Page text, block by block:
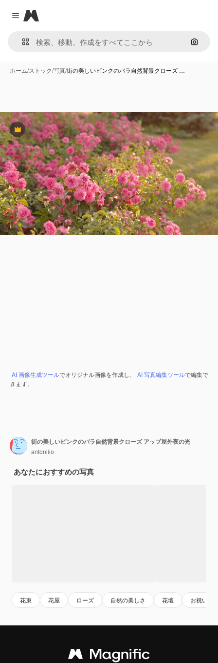
Close menu
Magnific
画像で
ホーム/ストック/写真/街の美しいピンクのバラ自然背景クローズ …
Premium
AI 画像生成ツールでオリジナル画像を作成し、 AI 写真編集ツールで編集で
きます。
街の美しいピンクのバラ自然背景クローズ アップ屋外夜の光
antoniiio
あなたにおすすめの写真
花束 花屋 ローズ 自然の美しさ 花壇 お祝いの